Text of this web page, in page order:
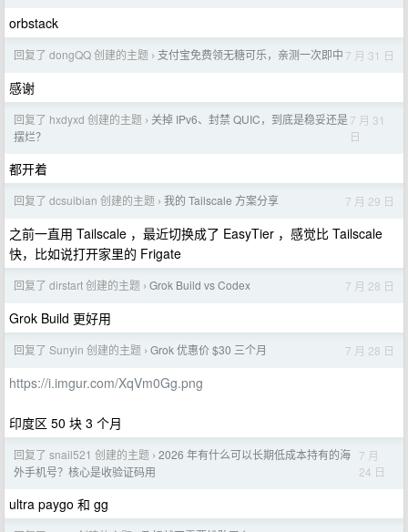
orbstack
回复了 dongQQ 创建的主题 › 支付宝免费领无糖可乐，亲测一次即中 7 月 31 日
感谢
回复了 hxdyxd 创建的主题 › 关掉 IPv6、封禁 QUIC，到底是稳妥还是
摆烂？
7 月 31
日
都开着
回复了 dcsuibian 创建的主题 › 我的 Tailscale 方案分享 7 月 29 日
之前一直用 Tailscale ，最近切换成了 EasyTier ，感觉比 Tailscale
快，比如说打开家里的 Frigate
回复了 dirstart 创建的主题 › Grok Build vs Codex 7 月 28 日
Grok Build 更好用
回复了 Sunyin 创建的主题 › Grok 优惠价 $30 三个月 7 月 28 日
https://i.imgur.com/XqVm0Gg.png
印度区 50 块 3 个月
回复了 snail521 创建的主题 › 2026 年有什么可以长期低成本持有的海
外手机号？核心是收验证码用
7 月
24 日
ultra paygo 和 gg